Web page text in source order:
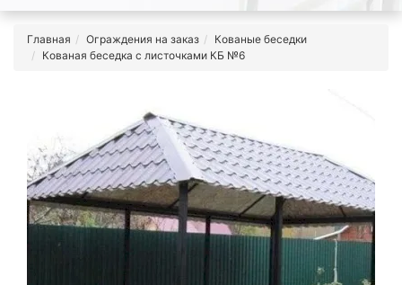
Главная Ограждения на заказ
Кованые беседки
Кованая беседка с листочками КБ №6